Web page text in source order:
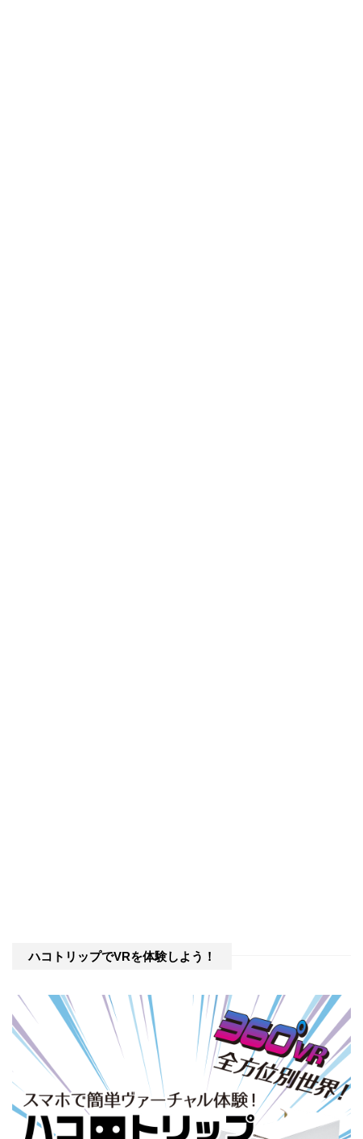
ハコトリップでVRを体験しよう！